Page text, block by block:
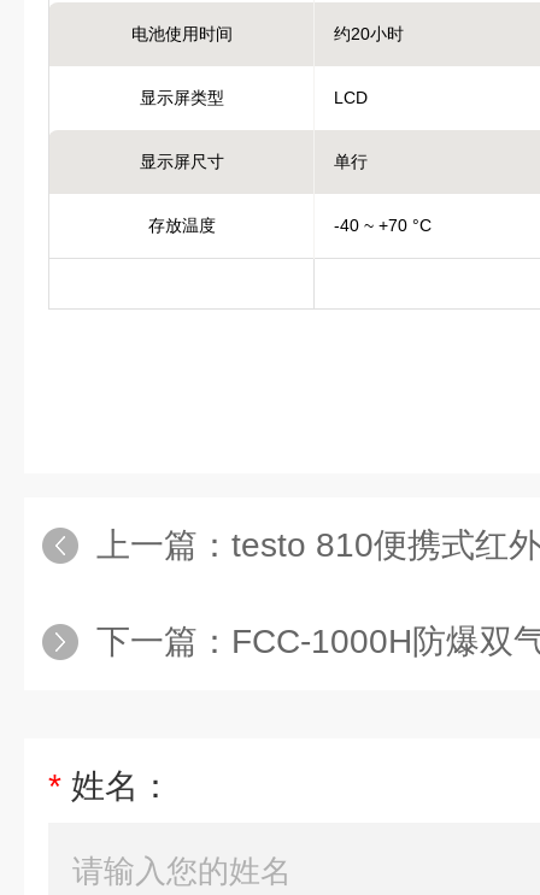
电池使用时间 约20小时
显示屏类型 LCD
显示屏尺寸 单行
存放温度 -40 ~ +70 °C
上一篇： testo 810便携式红外
下一篇： FCC-1000H防爆双气
* 姓名：